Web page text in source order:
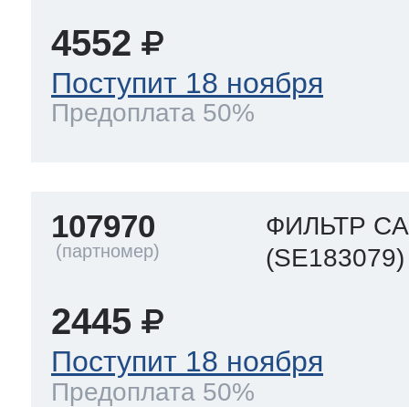
4552
Поступит 18 ноября
Предоплата 50%
107970
ФИЛЬТР
(SE183079)
2445
Поступит 18 ноября
Предоплата 50%